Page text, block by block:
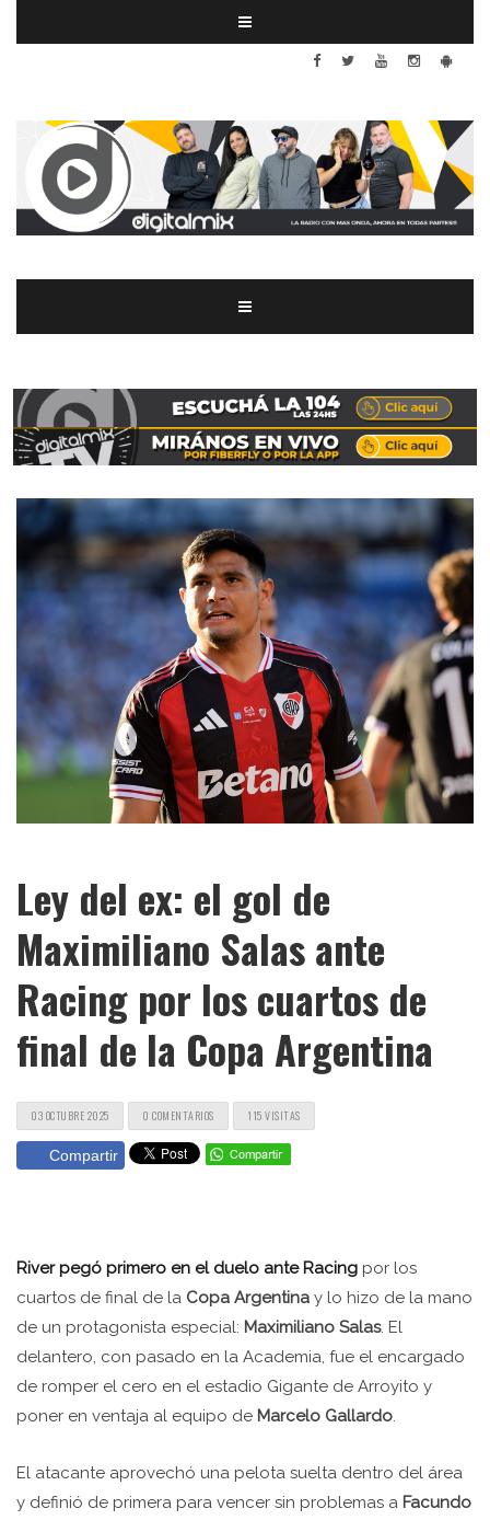
Ley del ex: el gol de
Maximiliano Salas ante
Racing por los cuartos de
final de la Copa Argentina
03 OCTUBRE 2025 0 COMENTARIOS 115 VISITAS
Compartir
River pegó primero en el duelo ante Racing por los
cuartos de final de la Copa Argentina y lo hizo de la mano
de un protagonista especial: Maximiliano Salas. El
delantero, con pasado en la Academia, fue el encargado
de romper el cero en el estadio Gigante de Arroyito y
poner en ventaja al equipo de Marcelo Gallardo.
El atacante aprovechó una pelota suelta dentro del área
y definió de primera para vencer sin problemas a Facundo